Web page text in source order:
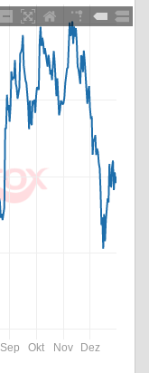
Sep Okt Nov Dez